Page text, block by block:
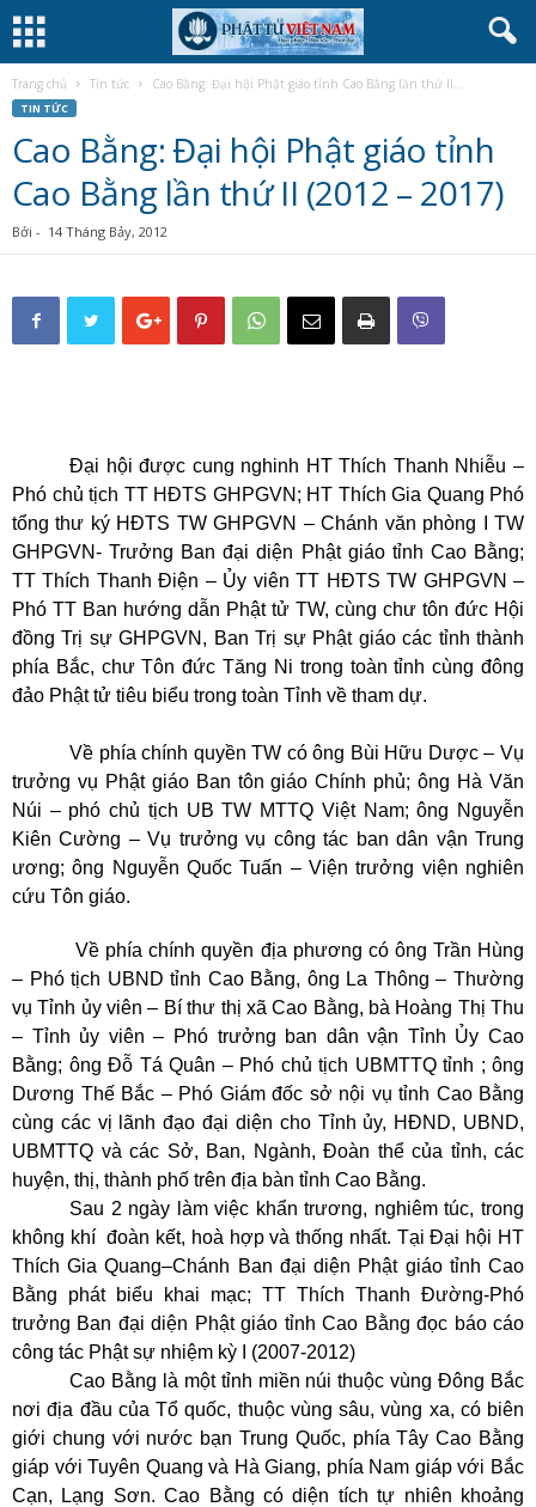
Trang chủ Tin tức Cao Bằng: Đại hội Phật giáo tỉnh Cao Bằng lần thứ II...
TIN TỨC
Cao Bằng: Đại hội Phật giáo tỉnh
Cao Bằng lần thứ II (2012 – 2017)
Bởi - 14 Tháng Bảy, 2012
Đại hội được cung nghinh HT Thích Thanh Nhiễu –
Phó chủ tịch TT HĐTS GHPGVN; HT Thích Gia Quang Phó
tổng thư ký HĐTS TW GHPGVN – Chánh văn phòng I TW
GHPGVN- Trưởng Ban đại diện Phật giáo tỉnh Cao Bằng;
TT Thích Thanh Điện – Ủy viên TT HĐTS TW GHPGVN –
Phó TT Ban hướng dẫn Phật tử TW, cùng chư tôn đức Hội
đồng Trị sự GHPGVN, Ban Trị sự Phật giáo các tỉnh thành
phía Bắc, chư Tôn đức Tăng Ni trong toàn tỉnh cùng đông
đảo Phật tử tiêu biểu trong toàn Tỉnh về tham dự.
Về phía chính quyền TW có ông Bùi Hữu Dược – Vụ
trưởng vụ Phật giáo Ban tôn giáo Chính phủ; ông Hà Văn
Núi – phó chủ tịch UB TW MTTQ Việt Nam; ông Nguyễn
Kiên Cường – Vụ trưởng vụ công tác ban dân vận Trung
ương; ông Nguyễn Quốc Tuấn – Viện trưởng viện nghiên
cứu Tôn giáo.
Về phía chính quyền địa phương có ông Trần Hùng
– Phó tịch UBND tỉnh Cao Bằng, ông La Thông – Thường
vụ Tỉnh ủy viên – Bí thư thị xã Cao Bằng, bà Hoàng Thị Thu
– Tỉnh ủy viên – Phó trưởng ban dân vận Tỉnh Ủy Cao
Bằng; ông Đỗ Tá Quân – Phó chủ tịch UBMTTQ tỉnh ; ông
Dương Thế Bắc – Phó Giám đốc sở nội vụ tỉnh Cao Bằng
cùng các vị lãnh đạo đại diện cho Tỉnh ủy, HĐND, UBND,
UBMTTQ và các Sở, Ban, Ngành, Đoàn thể của tỉnh, các
huyện, thị, thành phố trên địa bàn tỉnh Cao Bằng.
Sau 2 ngày làm việc khẩn trương, nghiêm túc, trong
không khí đoàn kết, hoà hợp và thống nhất. Tại Đại hội HT
Thích Gia Quang–Chánh Ban đại diện Phật giáo tỉnh Cao
Bằng phát biểu khai mạc; TT Thích Thanh Đường-Phó
trưởng Ban đại diện Phật giáo tỉnh Cao Bằng đọc báo cáo
công tác Phật sự nhiệm kỳ I (2007-2012)
Cao Bằng là một tỉnh miền núi thuộc vùng Đông Bắc
nơi địa đầu của Tổ quốc, thuộc vùng sâu, vùng xa, có biên
giới chung với nước bạn Trung Quốc, phía Tây Cao Bằng
giáp với Tuyên Quang và Hà Giang, phía Nam giáp với Bắc
Cạn, Lạng Sơn. Cao Bằng có diện tích tự nhiên khoảng